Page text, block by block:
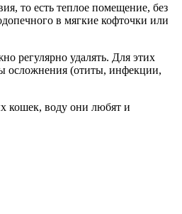
то есть теплое помещение, без
в мягкие кофточки или
регулярно удалять. Для этих
осложнения (отиты, инфекции,
кошек, воду они любят и